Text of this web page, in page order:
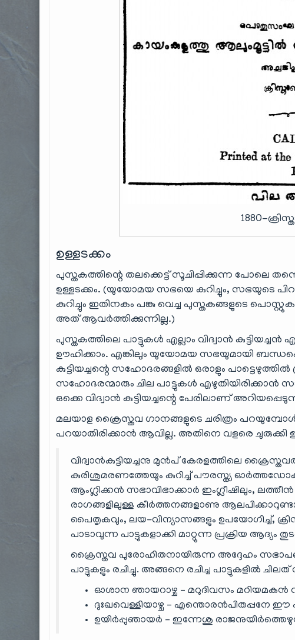
1880-
ഉള്ളടക്കം
പുസ്തകത്തിന്റെ തലക്കെട്ട് സൂചിപ്പിക്കുന്ന
ഉള്ളടക്കം. (യുയോമയ സഭയെ കുറിച്ചും,
കുറിച്ചും ഇതിനകം പങ്കു വെച്ച പുസ്തകങ്ങളുടെ
അത് ആവർത്തിക്കുന്നില്ല.)
പുസ്തകത്തിലെ പാട്ടുകൾ എല്ലാം വിദ്വാൻ
ഊഹിക്കാം. എങ്കിലും യുയോമയ സഭയുമായി
കുട്ടിയച്ചന്റെ സഹോദരങ്ങളിൽ ഒരാളും
സഹോദരന്മാരും ചില പാട്ടുകൾ
ഒക്കെ വിദ്വാൻ കുട്ടിയച്ചന്റെ പേരിലാണ്
മലയാള ക്രൈസ്തവ ഗാനങ്ങളുടെ ചരിത്രം പറയുമ്പോൾ
പറയാതിരിക്കാൻ ആവില്ല. അതിനെ വളരെ ചുരുക്കി
വിദ്വാൻകുട്ടിയച്ചനു മുൻപ് കേരളത്തിലെ
കുരിശുമരണത്തേയും കുറിച്ച് പൗരസ്ത്യ
ആം‌ഗ്ലിക്കൻ സഭാവിഭാക്കാർ ഇം‌ഗ്ലീഷിലും,
രാഗങ്ങളിലുള്ള കീർത്തനങ്ങളാണു
പൈതൃകവും, ലയ-വിന്യാസങ്ങളും ഉപയോഗിച്ച്,
പാടാവുന്ന പാട്ടുകളാക്കി മാറ്റുന്ന പ്രക്രിയ ആദ്യം
ക്രൈസ്തവ പുരോഹിതനായിരുന്ന അദ്ദേഹം
പാട്ടുകളും രചിച്ചു. അങ്ങനെ രചിച്ച പാട്ടുകളിൽ
ഓശാന ഞായറാഴ്ച – മറുദിവസം
ദുഃഖവെള്ളിയാഴ്ച – എന്തൊരൻപിതപ്പനേ ഈ
ഉയിർപ്പുഞായർ – ഇന്നേശു